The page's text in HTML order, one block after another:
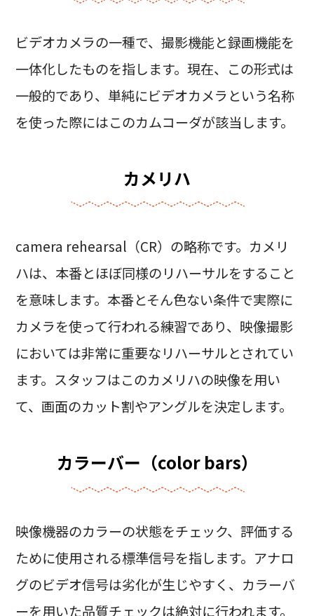
ビデオカメラの一種で、撮影機能と録画機能を
一体化したものを指します。現在、この形式は
一般的であり、単純にビデオカメラという名称
を使った際にはこのカムコーダが該当します。
カメリハ
camera rehearsal（CR）の略称です。カメリ
ハは、本番とほぼ同様のリハーサルをすること
を意味します。本番とそん色ない条件で実際に
カメラを使って行われる練習であり、映像撮影
においては非常に重要なリハーサルとされてい
ます。スタッフはこのカメリハの映像を用い
て、画面のカット割やアングルを決定します。
カラーバー（color bars）
映像機器のカラーの状態をチェック、評価する
ために使用される標準信号を指します。アナロ
グのビデオ信号は劣化が生じやすく、カラーバ
ーを用いた品質チェックは絶対に行われます。